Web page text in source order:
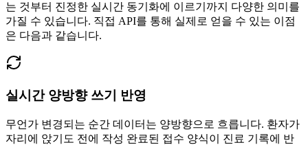
는 것부터 진정한 실시간 동기화에 이르기까지 다양한 의미를
가질 수 있습니다. 직접 API를 통해 실제로 얻을 수 있는 이점
은 다음과 같습니다.
실시간 양방향 쓰기 반영
무언가 변경되는 순간 데이터는 양방향으로 흐릅니다. 환자가
자리에 앉기도 전에 작성 완료된 접수 양식이 진료 기록에 반